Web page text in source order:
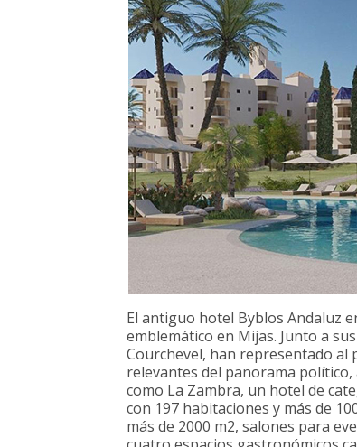
El antiguo hotel Byblos Andaluz
emblemático en Mijas. Junto a
Courchevel, han representado
relevantes del panorama
como La Zambra, un hotel de
con 197 habitaciones y más de
más de 2000 m2, salones para